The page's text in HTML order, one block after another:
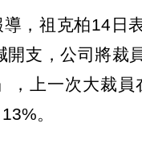
，祖克柏14日
開支，公司將裁
，上一次大裁
。